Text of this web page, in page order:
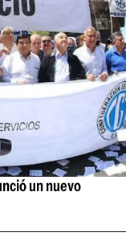
un nuevo